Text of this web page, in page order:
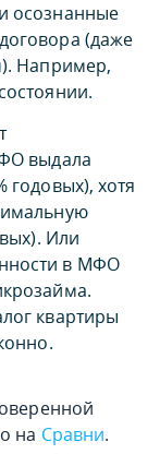
осознанные
(даже
Например,
выдала
годовых), хотя
Или
в МФО
квартиры
на Сравни.